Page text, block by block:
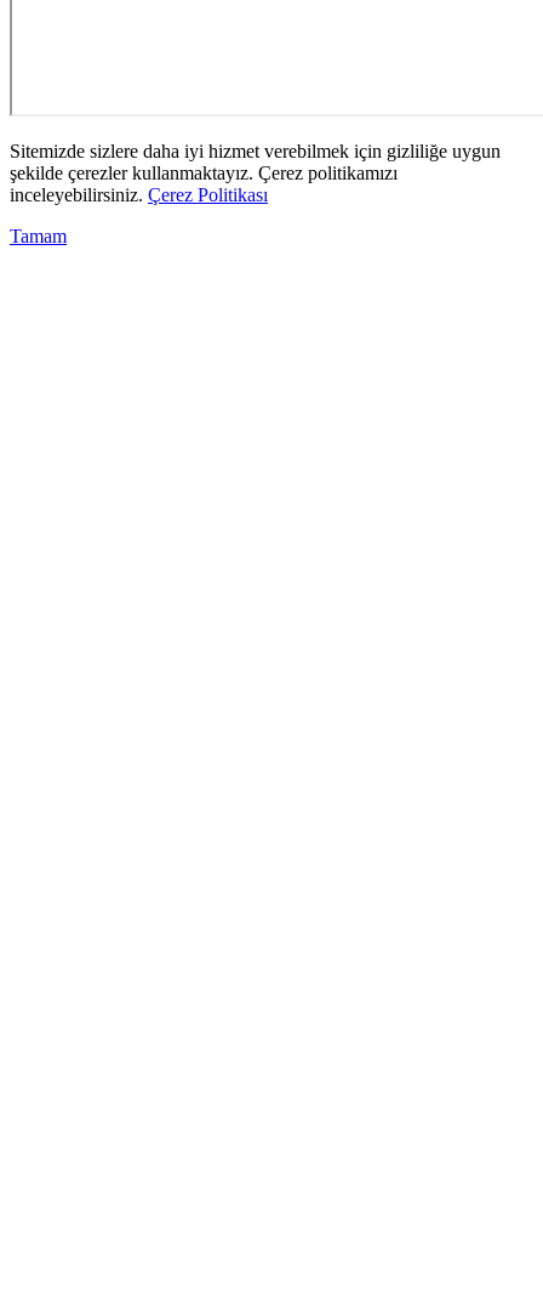
Sitemizde sizlere daha iyi hizmet verebilmek için gizliliğe uygun
şekilde çerezler kullanmaktayız. Çerez politikamızı
inceleyebilirsiniz. Çerez Politikası
Tamam